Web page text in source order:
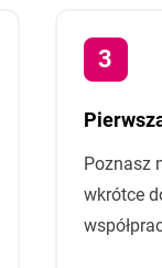
Poznasz
wkrótce